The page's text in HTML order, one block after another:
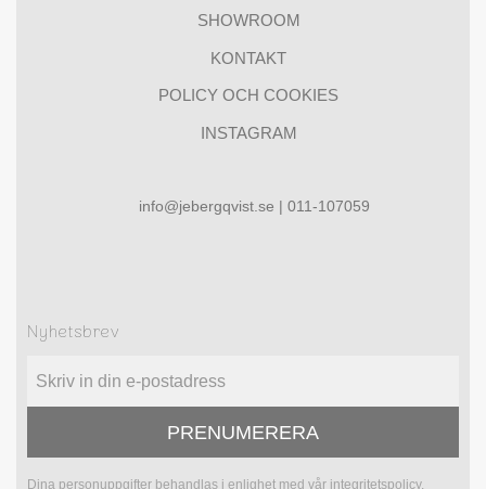
SHOWROOM
KONTAKT
POLICY OCH COOKIES
INSTAGRAM
info@jebergqvist.se | 011-107059
Nyhetsbrev
PRENUMERERA
Dina personuppgifter behandlas i enlighet med vår integritetspolicy.